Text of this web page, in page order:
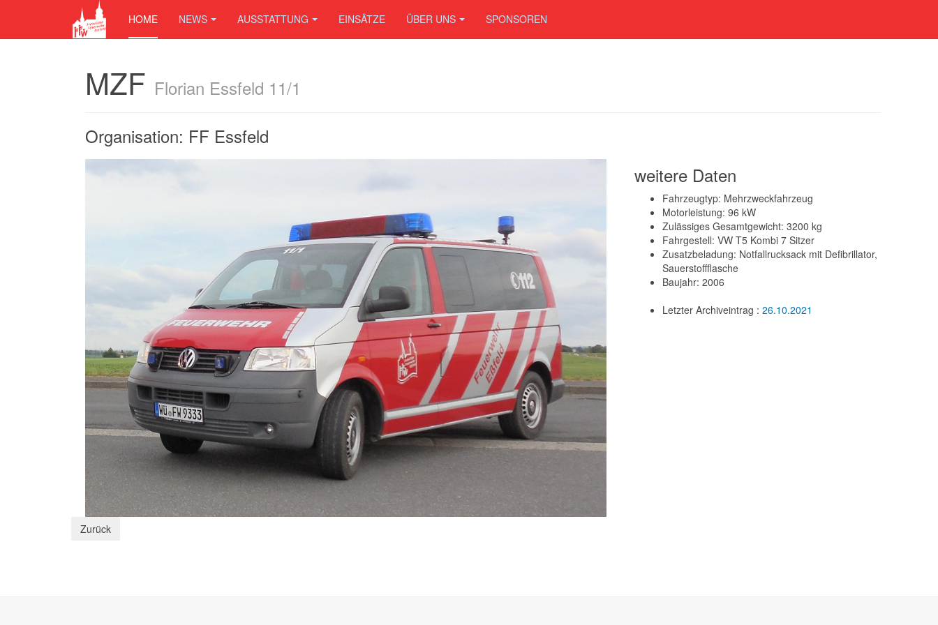
HOME NEWS AUSSTATTUNG EINSÄTZE ÜBER UNS SPONSOREN
MZF Florian Essfeld 11/1
Organisation: FF Essfeld
weitere Daten
Fahrzeugtyp: Mehrzweckfahrzeug
Motorleistung: 96 kW
Zulässiges Gesamtgewicht: 3200 kg
Fahrgestell: VW T5 Kombi 7 Sitzer
Zusatzbeladung: Notfallrucksack mit Defibrillator,
Sauerstoffflasche
Baujahr: 2006
Letzter Archiveintrag : 26.10.2021